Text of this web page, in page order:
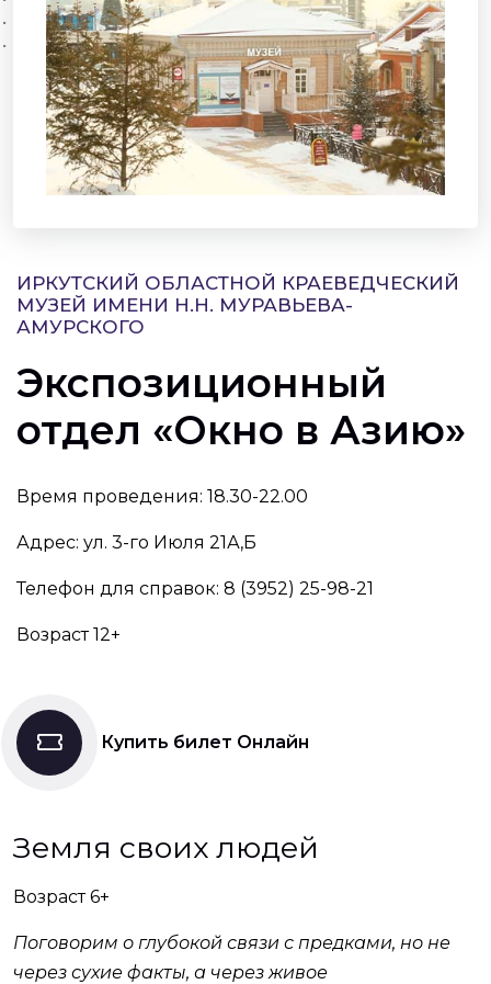
ИРКУТСКИЙ ОБЛАСТНОЙ КРАЕВЕДЧЕСКИЙ
МУЗЕЙ ИМЕНИ Н.Н. МУРАВЬЕВА-
АМУРСКОГО
Экспозиционный
отдел «Окно в Азию»
Время проведения: 18.30-22.00
Адрес: ул. 3-го Июля 21А,Б
Телефон для справок: 8 (3952) 25-98-21
Возраст 12+
Купить билет Онлайн
Земля своих людей
Возраст 6+
Поговорим о глубокой связи с предками, но не
через сухие факты, а через живое